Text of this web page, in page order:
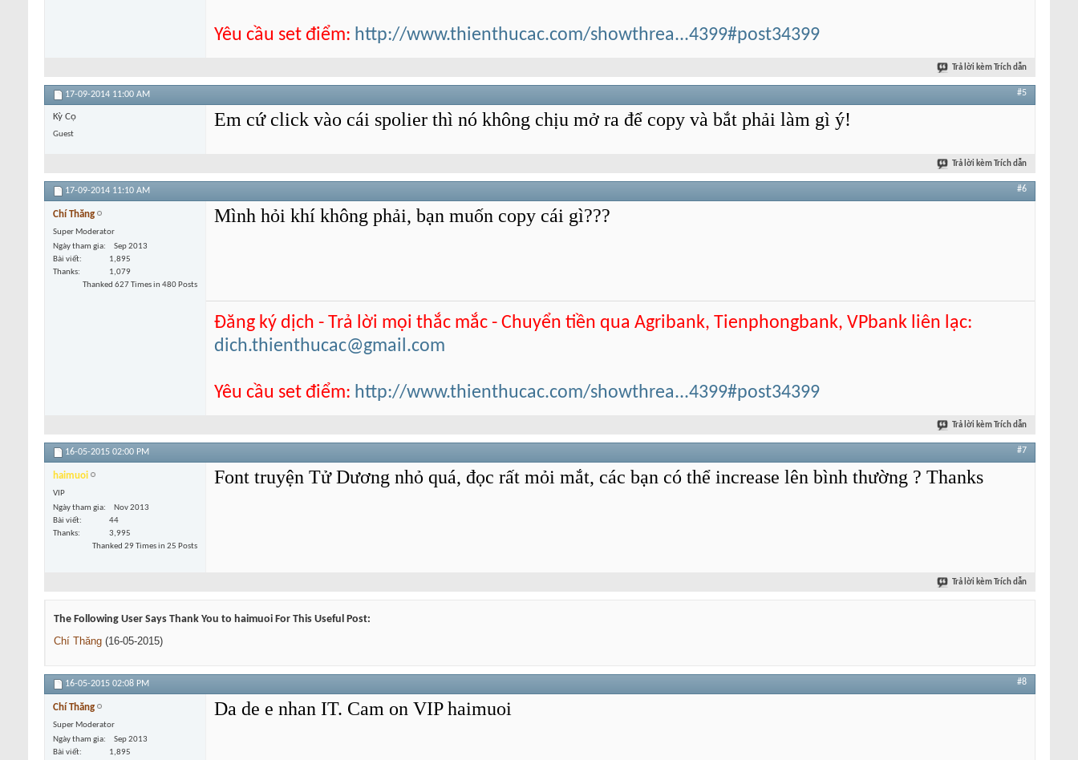
Yêu cầu set điểm: http://www.thienthucac.com/showthrea...4399#post34399
Trả lời kèm Trích dẫn
17-09-2014 11:00 AM #5
Kỳ Cọ
Guest
Em cứ click vào cái spolier thì nó không chịu mở ra để copy và bắt phải làm gì ý!
Trả lời kèm Trích dẫn
17-09-2014 11:10 AM #6
Chí Thăng
Super Moderator
Ngày tham gia
Sep 2013
Bài viết
1,895
Thanks
1,079
Thanked 627 Times in 480 Posts
Mình hỏi khí không phải, bạn muốn copy cái gì???
Đăng ký dịch - Trả lời mọi thắc mắc - Chuyển tiền qua Agribank, Tienphongbank, VPbank liên lạc:
dich.thienthucac@gmail.com
Yêu cầu set điểm: http://www.thienthucac.com/showthrea...4399#post34399
Trả lời kèm Trích dẫn
16-05-2015 02:00 PM #7
haimuoi
VIP
Ngày tham gia
Nov 2013
Bài viết
44
Thanks
3,995
Thanked 29 Times in 25 Posts
Font truyện Tử Dương nhỏ quá, đọc rất mỏi mắt, các bạn có thể increase lên bình thường ? Thanks
Trả lời kèm Trích dẫn
The Following User Says Thank You to haimuoi For This Useful Post:
Chí Thăng (16-05-2015)
16-05-2015 02:08 PM #8
Chí Thăng
Super Moderator
Ngày tham gia
Sep 2013
Bài viết
1,895
Da de e nhan IT. Cam on VIP haimuoi